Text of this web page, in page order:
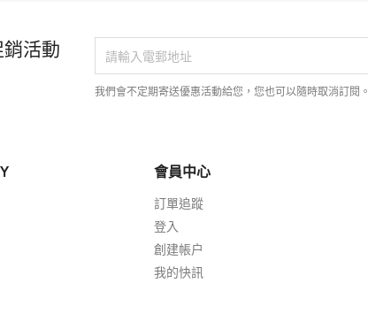
活動
我們會不定期寄送優惠活動給您，您也可以隨時取消訂閱。
會員中心
訂單追蹤
登入
創建帳户
我的快訊